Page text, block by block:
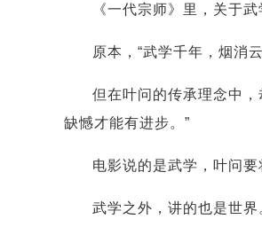
《一代宗师》里，关于
原本，“武学千年，烟消
但在叶问的传承理念中
缺憾才能有进步。”
电影说的是武学，叶问
武学之外，讲的也是世界